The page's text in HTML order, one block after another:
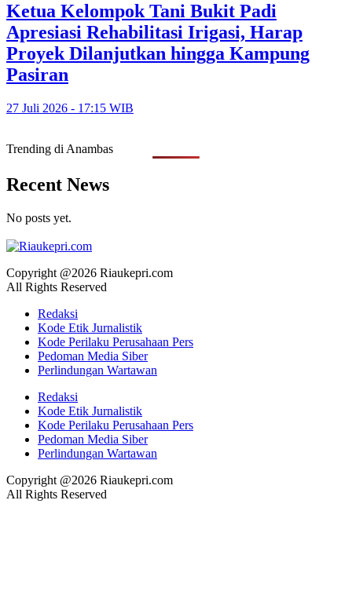
Ketua Kelompok Tani Bukit Padi
Apresiasi Rehabilitasi Irigasi, Harap
Proyek Dilanjutkan hingga Kampung
Pasiran
27 Juli 2026 - 17:15 WIB
Trending di Anambas
Recent News
No posts yet.
Copyright @2026 Riaukepri.com
All Rights Reserved
Redaksi
Kode Etik Jurnalistik
Kode Perilaku Perusahaan Pers
Pedoman Media Siber
Perlindungan Wartawan
Redaksi
Kode Etik Jurnalistik
Kode Perilaku Perusahaan Pers
Pedoman Media Siber
Perlindungan Wartawan
Copyright @2026 Riaukepri.com
All Rights Reserved